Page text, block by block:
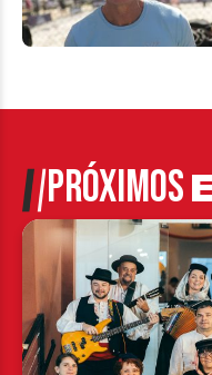
PRÓXIMOS